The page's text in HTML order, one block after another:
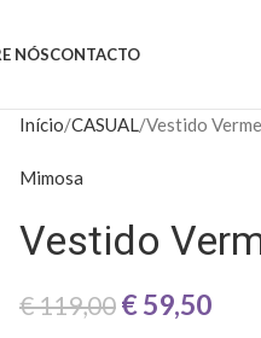
NÓSCONTACTO
Início CASUAL Vestido
Mimosa
Vestido
€119,00 €59,50